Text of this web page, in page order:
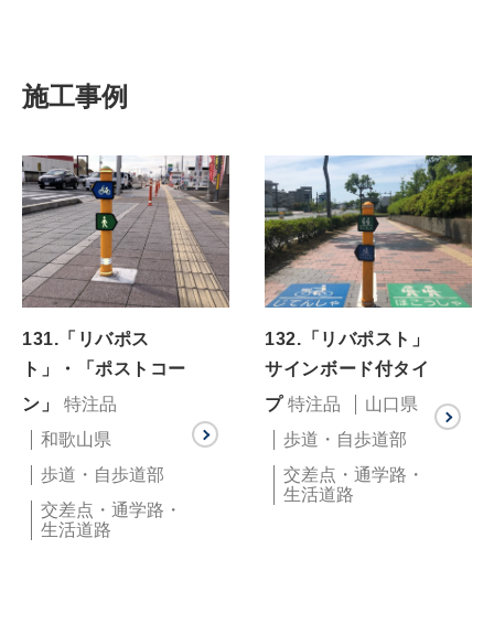
施工事例
131.「リバポス
ト」・「ポストコー
ン」 特注品
和歌山県
歩道・自歩道部
交差点・通学路・
生活道路
132.「リバポスト」
サインボード付タイ
プ特注品
山口県
歩道・自歩道部
交差点・通学路・
生活道路